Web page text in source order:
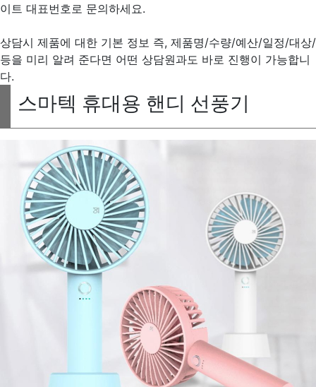
이트 대표번호로 문의하세요.
상담시 제품에 대한 기본 정보 즉, 제품명/수량/예산/일정/대상/
등을 미리 알려 준다면 어떤 상담원과도 바로 진행이 가능합니
다.
스마텍 휴대용 핸디 선풍기